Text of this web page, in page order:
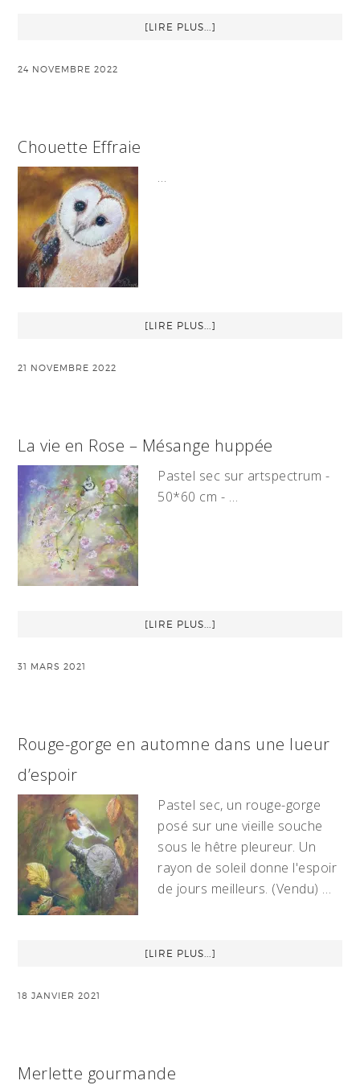
[LIRE PLUS...]
24 NOVEMBRE 2022
Chouette Effraie
…
[LIRE PLUS...]
21 NOVEMBRE 2022
La vie en Rose – Mésange huppée
Pastel sec sur artspectrum -
50*60 cm - …
[LIRE PLUS...]
31 MARS 2021
Rouge-gorge en automne dans une lueur
d’espoir
Pastel sec, un rouge-gorge
posé sur une vieille souche
sous le hêtre pleureur. Un
rayon de soleil donne l'espoir
de jours meilleurs. (Vendu) …
[LIRE PLUS...]
18 JANVIER 2021
Merlette gourmande